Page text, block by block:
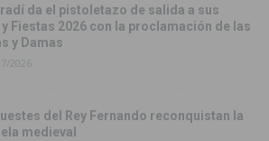
da el pistoletazo de salida a sus
y Fiestas 2026 con la proclamación de las
y Damas
2026
del Rey Fernando reconquistan la
medieval